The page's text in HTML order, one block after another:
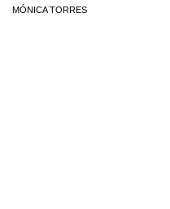
MÓNICA TORRES